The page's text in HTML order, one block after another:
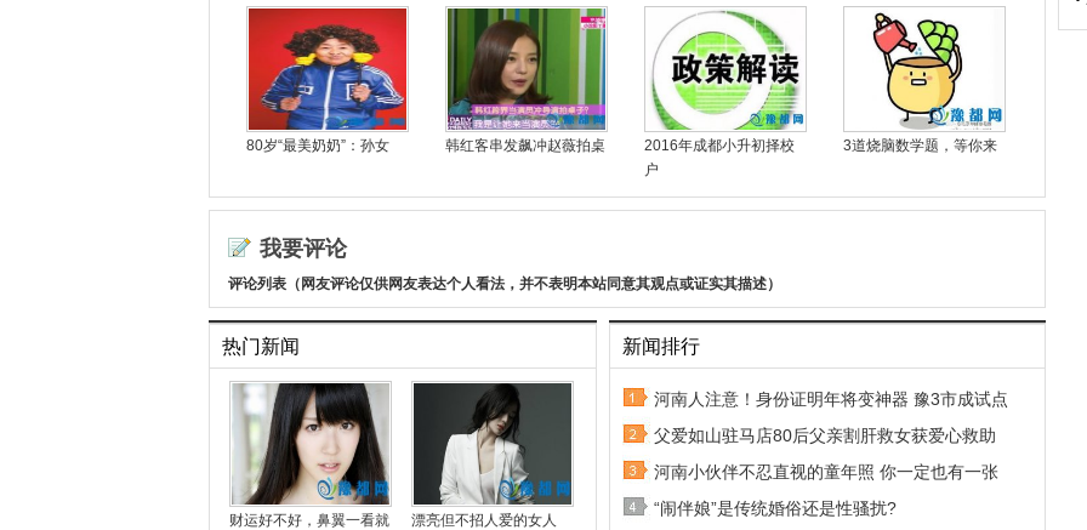
80岁“最美奶奶”：孙女 韩红客串发飙冲赵薇拍桌
2016年成都小升初择校
户
3道烧脑数学题，等你来
我要评论
评论列表（网友评论仅供网友表达个人看法，并不表明本站同意其观点或证实其描述）
热门新闻
财运好不好，鼻翼一看就 漂亮但不招人爱的女人
新闻排行
河南人注意！身份证明年将变神器 豫3市成试点
父爱如山驻马店80后父亲割肝救女获爱心救助
河南小伙伴不忍直视的童年照 你一定也有一张
“闹伴娘”是传统婚俗还是性骚扰?